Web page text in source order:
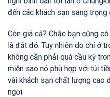
đến các khách sạn sang trọng
Còn giá cả? Chắc bạn cũng
là đắt đỏ. Tuy nhiên do chỉ ở
không cần phải quá cầu kỳ
miễn sao nó phù hợp với túi
vài khách sạn chất lượng cao
ngơi.